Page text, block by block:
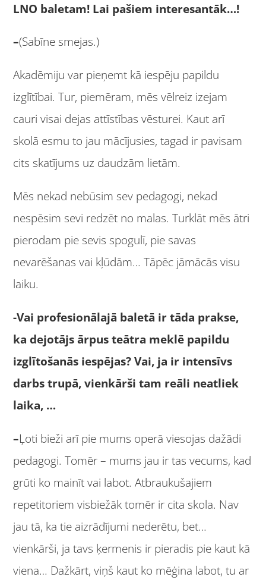
LNO baletam! Lai pašiem interesantāk…!
–(Sabīne smejas.)
Akadēmiju var pieņemt kā iespēju papildu
izglītībai. Tur, piemēram, mēs vēlreiz izejam
cauri visai dejas attīstības vēsturei. Kaut arī
skolā esmu to jau mācījusies, tagad ir pavisam
cits skatījums uz daudzām lietām.
Mēs nekad nebūsim sev pedagogi, nekad
nespēsim sevi redzēt no malas. Turklāt mēs ātri
pierodam pie sevis spogulī, pie savas
nevarēšanas vai kļūdām… Tāpēc jāmācās visu
laiku.
-Vai profesionālajā baletā ir tāda prakse,
ka dejotājs ārpus teātra meklē papildu
izglītošanās iespējas? Vai, ja ir intensīvs
darbs trupā, vienkārši tam reāli neatliek
laika, …
–Ļoti bieži arī pie mums operā viesojas dažādi
pedagogi. Tomēr – mums jau ir tas vecums, kad
grūti ko mainīt vai labot. Atbraukušajiem
repetitoriem visbiežāk tomēr ir cita skola. Nav
jau tā, ka tie aizrādījumi nederētu, bet…
vienkārši, ja tavs ķermenis ir pieradis pie kaut kā
viena… Dažkārt, viņš kaut ko mēģina labot, tu ar